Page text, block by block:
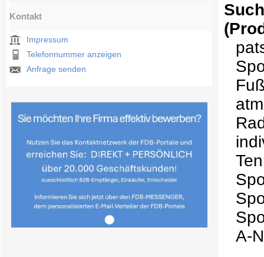
Kontakt
Impressum
Telefonnummer anzeigen
Anfrage senden
A-